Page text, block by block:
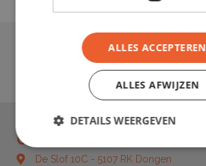
Contact
De Slof 10C - 5107 RK Dongen
De Slof 10C - 5107 RK Dongen
ALLES ACCEPTEREN
ALLES AFWIJZEN
DETAILS WEERGEVEN